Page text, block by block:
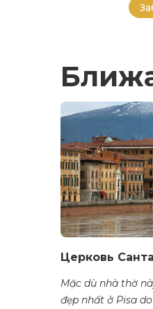
Церковь
Mặc dù nhà thờ
đẹp nhất ở Pisa